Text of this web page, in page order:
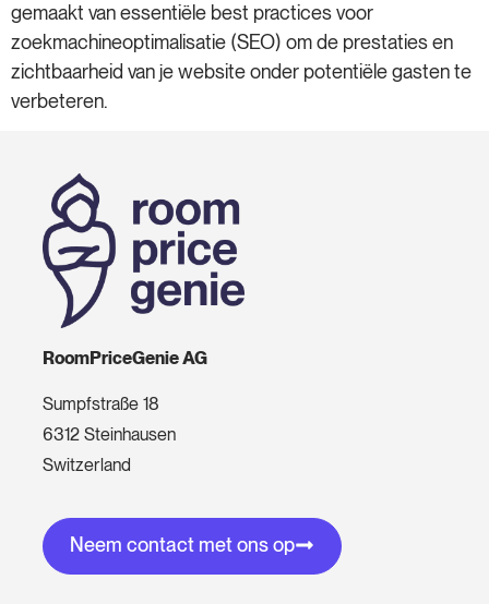
gemaakt van essentiële best practices voor
zoekmachineoptimalisatie (SEO) om de prestaties en
zichtbaarheid van je website onder potentiële gasten te
verbeteren.
RoomPriceGenie AG
Sumpfstraße 18
6312 Steinhausen
Switzerland
Neem contact met ons op